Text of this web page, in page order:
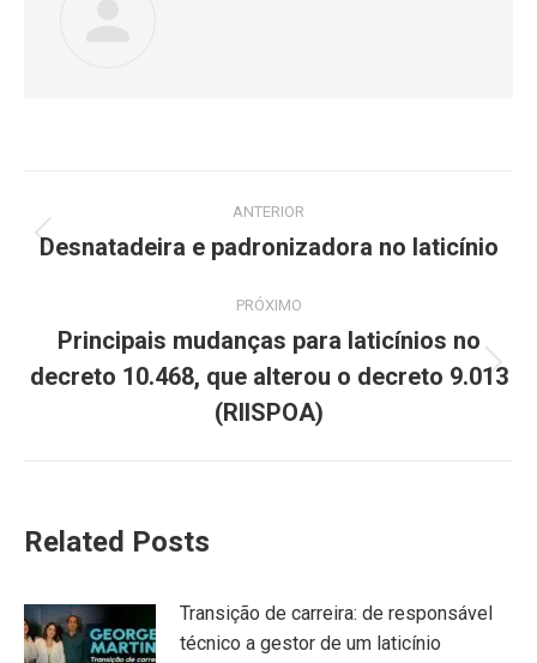
ANTERIOR
Desnatadeira e padronizadora no laticínio
PRÓXIMO
Principais mudanças para laticínios no
decreto 10.468, que alterou o decreto 9.013
(RIISPOA)
Related Posts
Transição de carreira: de responsável
técnico a gestor de um laticínio